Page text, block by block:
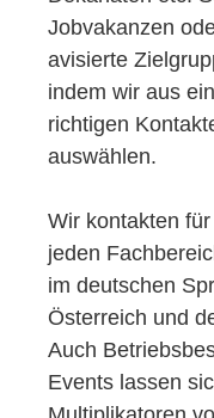
Jobvakanzen
avisierte
indem wir aus
richtigen
auswählen.
Wir kontakten
jeden
im deutschen
Österreich und
Auch
Events lassen